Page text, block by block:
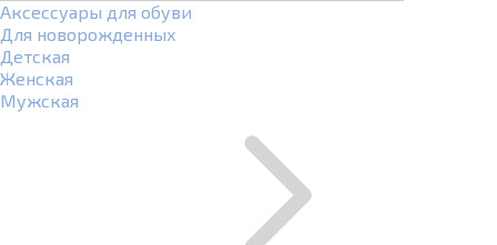
Аксессуары для обуви
Для новорожденных
Детская
Женская
Мужская